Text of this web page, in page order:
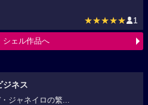
★★★★★ 1
シェル作品へ
ジネス
・ジャネイロの繁...